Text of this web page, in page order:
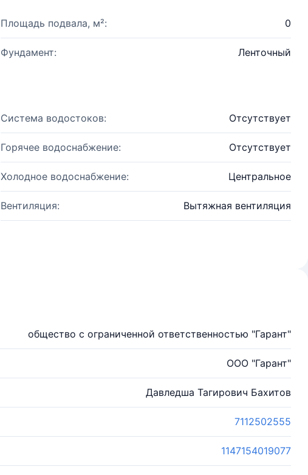
Площадь подвала, м²: 0
Фундамент: Ленточный
Система водостоков: Отсутствует
Горячее водоснабжение: Отсутствует
Холодное водоснабжение: Центральное
Вентиляция: Вытяжная вентиляция
общество с ограниченной ответственностью "Гарант"
ООО "Гарант"
Давледша Тагирович Бахитов
7112502555
1147154019077